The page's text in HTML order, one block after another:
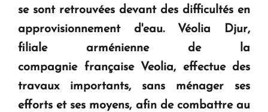
se sont retrouvées devant des difficultés en
approvisionnement d'eau. Véolia Djur,
filiale arménienne de la
compagnie française Veolia, effectue des
travaux importants, sans ménager ses
efforts et ses moyens, afin de combattre au